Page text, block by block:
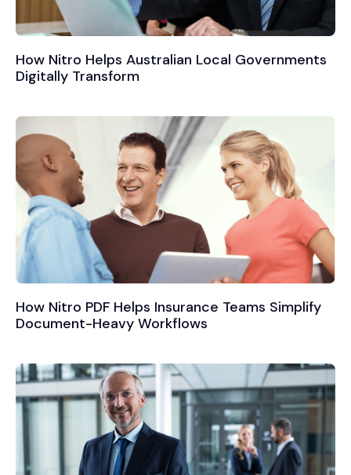
How Nitro Helps Australian Local Governments
Digitally Transform
How Nitro PDF Helps Insurance Teams Simplify
Document-Heavy Workflows